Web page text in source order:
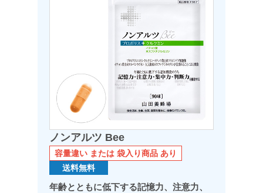
ノンアルツ Bee
容量違い または 袋入り商品 あり
送料無料
年齢とともに低下する記憶力、注意力、